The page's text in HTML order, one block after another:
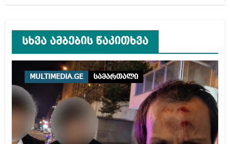
სხვა ამბების წაკითხვა
MULTIMEDIA.GE სამართალი